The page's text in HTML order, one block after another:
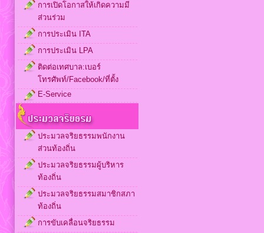
การเปิดโอกาสให้เกิดความมี
ส่วนร่วม
การประเมิน ITA
การประเมิน LPA
ติดต่อเทศบาล:เบอร์
โทรศัพท์/Facebook/ที่ตั้ง
E-Service
ประมวลจริยธรรมพนักงาน
ส่วนท้องถิ่น
ประมวลจริยธรรมผู้บริหาร
ท้องถิ่น
ประมวลจริยธรรมสมาชิกสภา
ท้องถิ่น
การขับเคลื่อนจริยธรรม